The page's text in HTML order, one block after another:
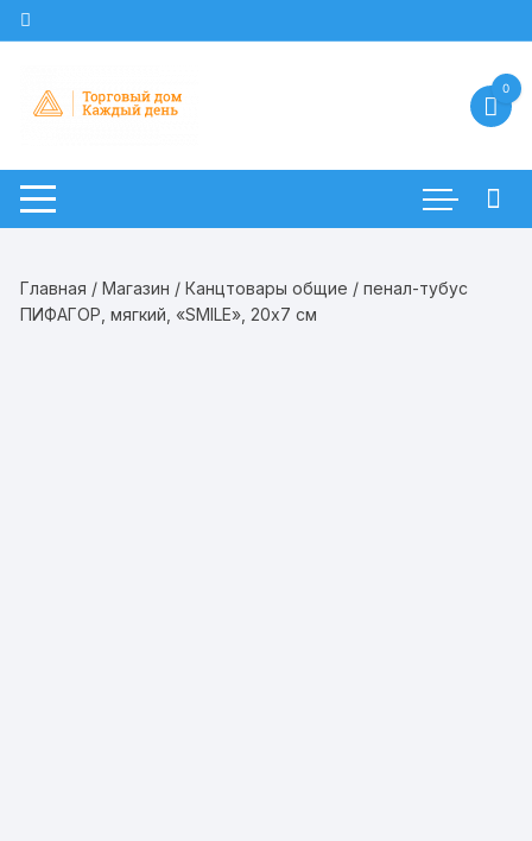
Перейти
к
0
Главная /Магазин /Канцтовары общие / пенал-тубус
ПИФАГОР, мягкий, «SMILE», 20х7 см